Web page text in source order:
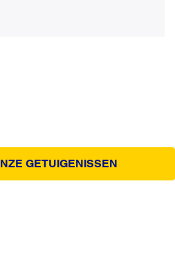
GETUIGENISSEN